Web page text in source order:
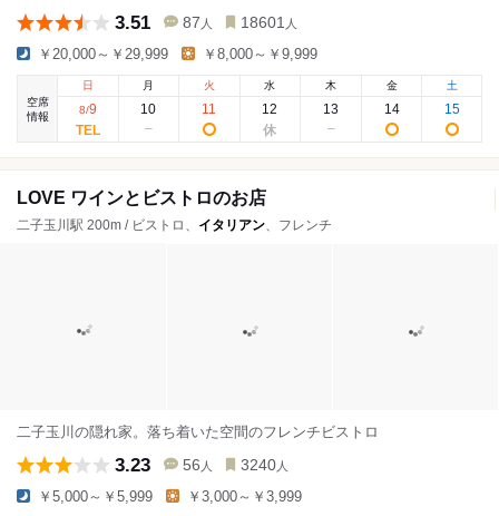
3.51 87 人 18601 人
￥20,000～￥29,999 ￥8,000～￥9,999
空席
情報
日
8/9
月
10
火
11
水
12
木
13
金
14
土
15
LOVE ワインとビストロのお店
二子玉川駅 200m / ビストロ、 イタリアン、フレンチ
二子玉川の隠れ家。落ち着いた空間のフレンチビストロ
3.23 56 人 3240 人
￥5,000～￥5,999 ￥3,000～￥3,999